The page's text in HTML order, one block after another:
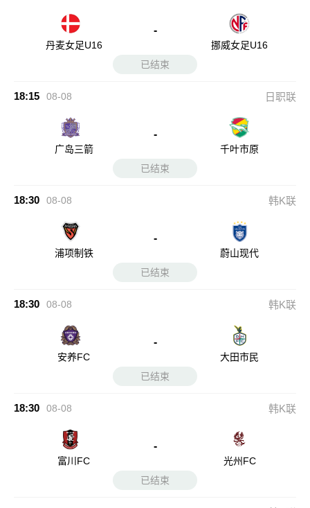
丹麦女足U16
-
挪威女足U16
已结束
18:15 08-08 日职联
广岛三箭
-
千叶市原
已结束
18:30 08-08 韩K联
浦项制铁
-
蔚山现代
已结束
18:30 08-08 韩K联
安养FC
-
大田市民
已结束
18:30 08-08 韩K联
富川FC
-
光州FC
已结束